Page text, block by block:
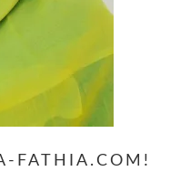
FATHIA.COM!